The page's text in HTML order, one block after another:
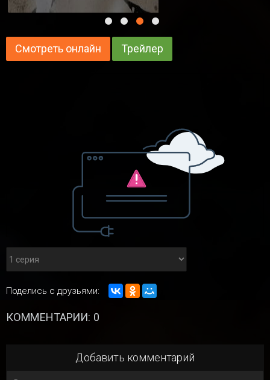
Смотреть онлайн Трейлер
Поделись с друзьями:
КОММЕНТАРИИ: 0
Добавить комментарий